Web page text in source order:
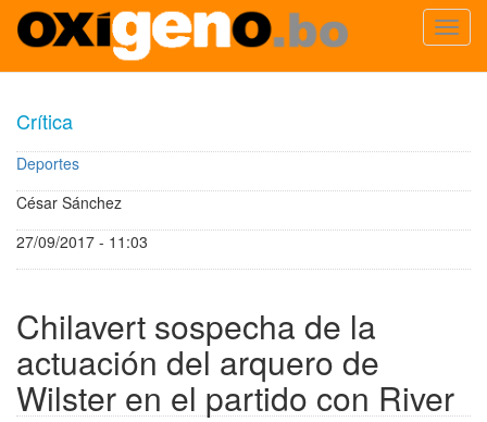
contenido
principal
Crítica
Deportes
César Sánchez
27/09/2017 - 11:03
Chilavert sospecha de la
actuación del arquero de
Wilster en el partido con River